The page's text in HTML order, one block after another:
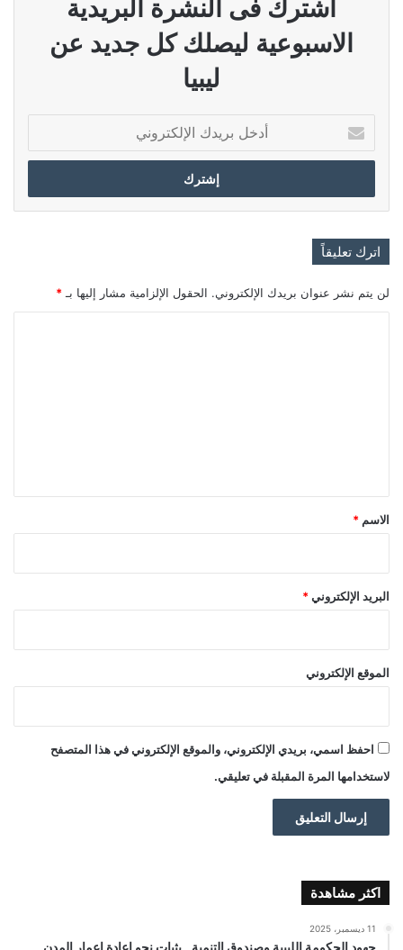
اشترك فى النشرة البريدية
الاسبوعية ليصلك كل جديد عن
ليبيا
بريدك
الإلكتروني
اترك تعليقاً
لن يتم نشر عنوان بريدك الإلكتروني. الحقول الإلزامية مشار إليها بـ *
*
الاسم *
البريد الإلكتروني *
الموقع الإلكتروني
احفظ اسمي، بريدي الإلكتروني، والموقع الإلكتروني في هذا المتصفح
لاستخدامها المرة المقبلة في تعليقي.
اكثر مشاهدة
11 ديسمبر، 2025
جهود الحكومة الليبية وصندوق التنمية.. بثبات نحو إعادة إعمار المدن